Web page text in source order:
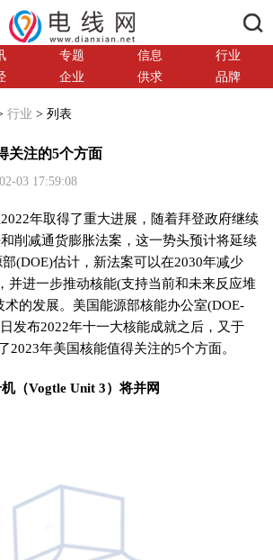
专题 信息
行业
企业 供求 品牌
行业 > 列表
关注的5个方面
03 17:59:08
年取得了重大进展，随着拜登政府继续
削减通货膨胀法案，这一势头预计将延续
(DOE)估计，新法案可以在2030年减少
并进一步推动核能(支持当前和未来反应堆
术的发展。美国能源部核能办公室(DOE-
发布2022年十一大核能成就之后，又于
2023年美国核能值得关注的5个方面。
（Vogtle Unit 3）将并网